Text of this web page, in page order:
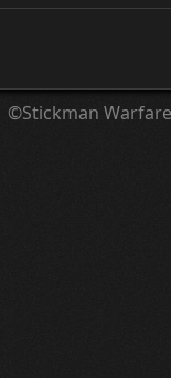
©Stickman Warfare